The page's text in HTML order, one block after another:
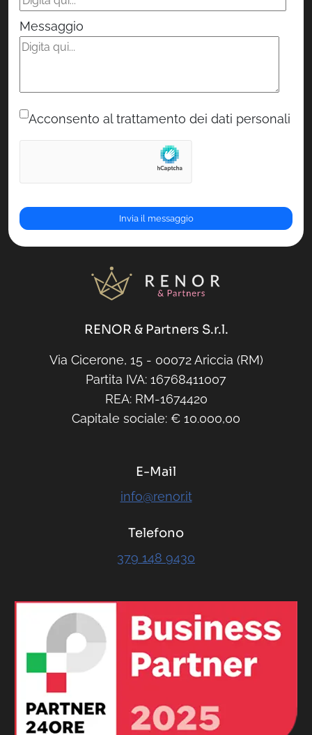
RENOR & Partners S.r.l.
Via Cicerone, 15 - 00072 Ariccia (RM)
Partita IVA: 16768411007
REA: RM-1674420
Capitale sociale: € 10.000,00
E-Mail
info@renor.it
Telefono
379 148 9430
Messaggio
Acconsento al trattamento dei dati personali
RENOR & Partners S.r.l.